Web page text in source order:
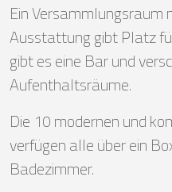
Ein
Ausstattung gibt Platz
gibt es eine Bar und
Aufenthaltsräume.
Die 10 modernen und
verfügen alle über ein
Badezimmer.